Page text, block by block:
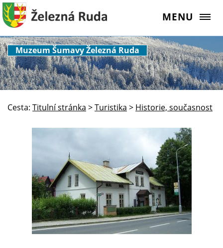
MENU
Muzeum Šumavy Železná Ruda
Cesta: Titulní stránka >Turistika > Historie, současnost